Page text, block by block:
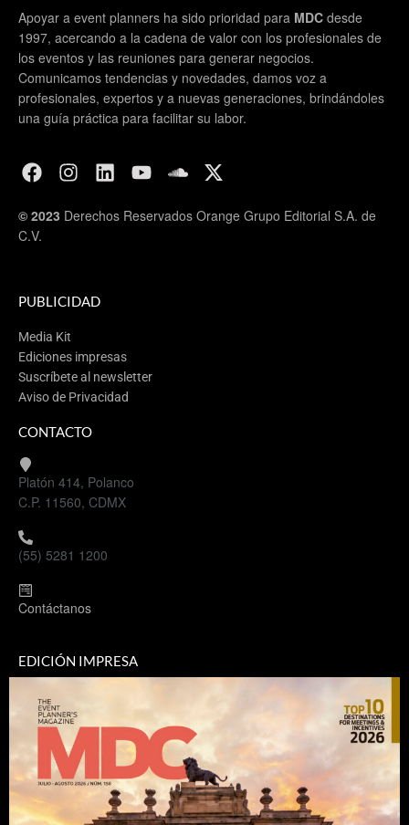
Apoyar a event planners ha sido prioridad para MDC desde
1997, acercando a la cadena de valor con los profesionales de
los eventos y las reuniones para generar negocios.
Comunicamos tendencias y novedades, damos voz a
profesionales, expertos y a nuevas generaciones, brindándoles
una guía práctica para facilitar su labor.
© 2023 Derechos Reservados Orange Grupo Editorial S.A. de
C.V.
PUBLICIDAD
Media Kit
Ediciones impresas
Suscríbete al newsletter
Aviso de Privacidad
CONTACTO
Platón 414, Polanco
C.P. 11560, CDMX
(55) 5281 1200
Contáctanos
EDICIÓN IMPRESA